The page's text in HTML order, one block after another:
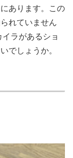
あります。この
れていません
ラがあるショ
でしょうか。